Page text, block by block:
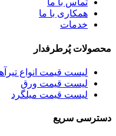
تماس با ما
همکاری با ما
خدمات
محصولات پُرطرفدار
لیست قیمت انواع
لیست قیمت ورق
لیست قیمت میلگرد
دسترسی سریع